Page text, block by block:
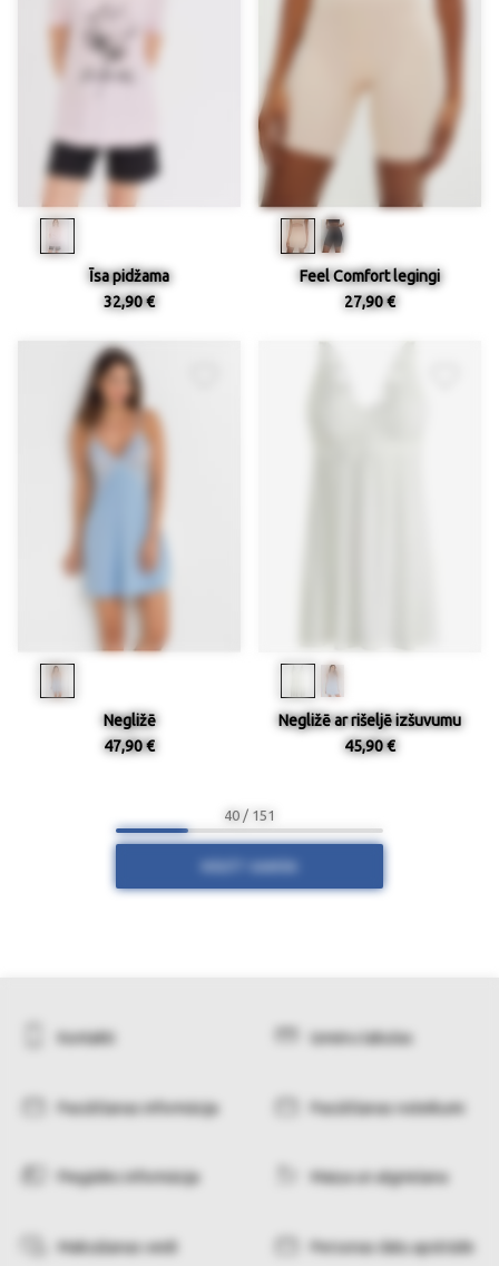
Īsa pidžama
32,90 €
Feel Comfort legingi
27,90 €
Negližē
47,90 €
Negližē ar rišeljē izšuvumu
45,90 €
40 / 151
Kontakti Izmēru tabulas
Pasūtīšanas informācija Pasūtīšanas noteikumi
Piegādes informācija Maiņa un atgriešana
Maksāšanas veidi Personas datu apstrāde